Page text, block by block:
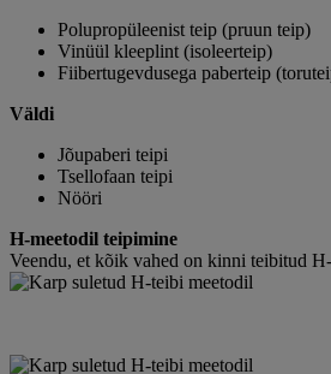
Polupropüleenist teip (pruun teip)
Vinüül kleeplint (isoleerteip)
Fiibertugevdusega paberteip
Väldi
Jõupaberi teipi
Tsellofaan teipi
Nööri
H-meetodil teipimine
Veendu, et kõik vahed on kinni teibitud